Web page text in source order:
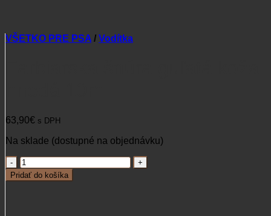
VŠETKO PRE PSA / Vodítka
63,90€ s DPH
Na sklade (dostupné na objednávku)
množstvo
Farbiarska
šnúra
Pridať do košíka